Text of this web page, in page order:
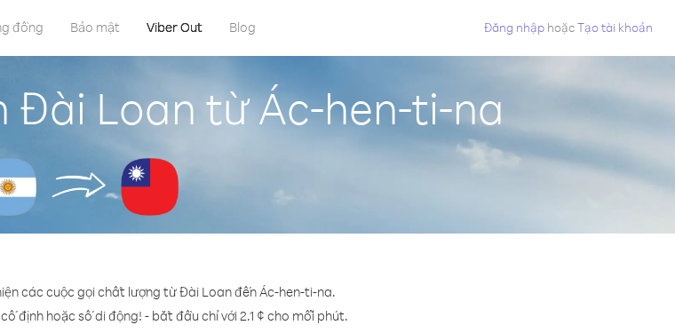
đồng Bảo mật Viber Out Blog Đăng nhập hoặcTạo tài khoản
Đài Loan từ Ác-hen-ti-na
các cuộc gọi chất lượng từ Đài Loan đến Ác-hen-ti-na.
định hoặc số di động! - bắt đầu chỉ với 2.1 ¢ cho mỗi phút.